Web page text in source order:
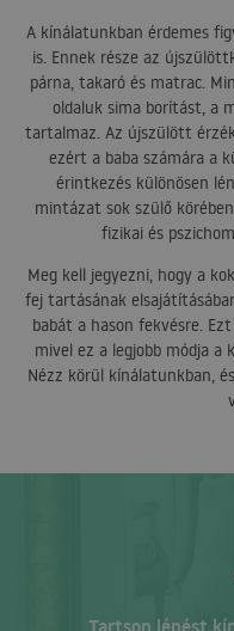
A kínálatunkban érdemes
is. Ennek része az
párna, takaró és matrac.
oldaluk sima borítást, a
tartalmaz. Az újszülött
ezért a baba számára a
érintkezés különösen
mintázat sok szülő
fizikai és
Meg kell jegyezni, hogy a
fej tartásának
babát a hason fekvésre.
mivel ez a legjobb módja a
Nézz körül kínálatunkban,